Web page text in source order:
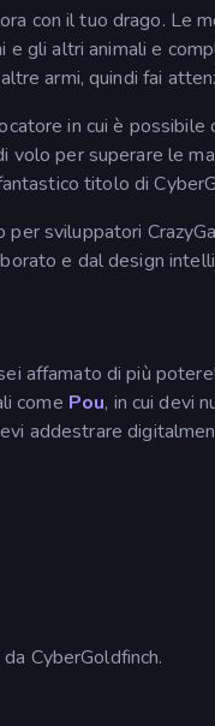
con il tuo drago. Le
e gli altri animali e
armi, quindi fai
in cui è
volo per superare le
titolo di
sviluppatori
e dal design
affamato di più
come Pou, in cui devi
addestrare
CyberGoldfinch.